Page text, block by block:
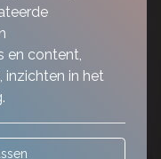
en content,
in het